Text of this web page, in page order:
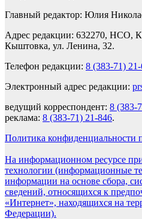
Главный редактор: Юлия
Адрес редакции: 632270, НСО,
Кыштовка, ул. Ленина, 32.
Телефон редакции: 8 (383-71)
Электронный адрес редакции:
ведущий корреспондент: 8 (383-
реклама: 8 (383-71) 21-846.
Политика конфиденциальности
На информационном ресурсе
технологии (информационные
информации на основе сбора,
сведений, относящихся к
«Интернет», находящихся на
Федерации).